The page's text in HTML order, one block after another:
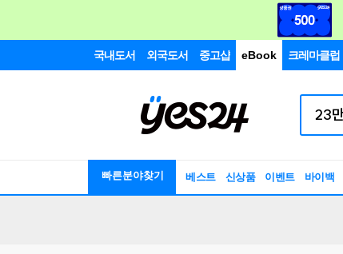
국내도서 외국도서 중고샵 eBook 크레마클럽
빠른분야찾기 베스트 신상품 이벤트 바이백